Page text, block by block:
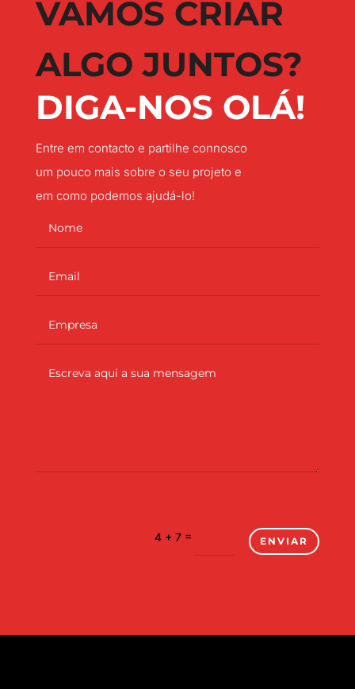
VAMOS CRIAR
ALGO JUNTOS?
DIGA-NOS OLÁ!
Entre em contacto e partilhe connosco
um pouco mais sobre o seu projeto e
em como podemos ajudá-lo!
4 + 7 = ENVIAR